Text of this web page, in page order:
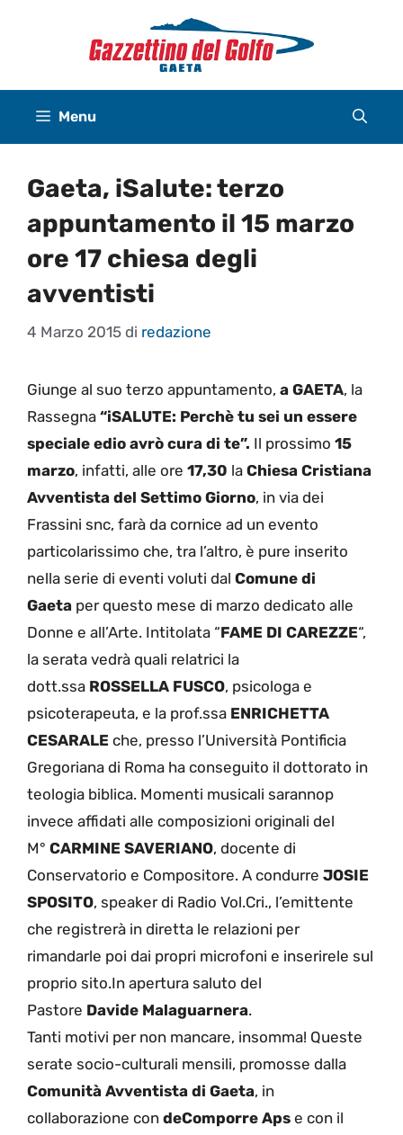
Menu
Gaeta, iSalute: terzo
appuntamento il 15 marzo
ore 17 chiesa degli
avventisti
4 Marzo 2015 di redazione
Giunge al suo terzo appuntamento, a GAETA, la
Rassegna “iSALUTE: Perchè tu sei un essere
speciale edio avrò cura di te”. Il prossimo 15
marzo, infatti, alle ore 17,30 la Chiesa Cristiana
Avventista del Settimo Giorno, in via dei
Frassini snc, farà da cornice ad un evento
particolarissimo che, tra l’altro, è pure inserito
nella serie di eventi voluti dal Comune di
Gaeta per questo mese di marzo dedicato alle
Donne e all’Arte. Intitolata “FAME DI CAREZZE“,
la serata vedrà quali relatrici la
dott.ssa ROSSELLA FUSCO, psicologa e
psicoterapeuta, e la prof.ssa ENRICHETTA
CESARALE che, presso l’Università Pontificia
Gregoriana di Roma ha conseguito il dottorato in
teologia biblica. Momenti musicali sarannop
invece affidati alle composizioni originali del
M° CARMINE SAVERIANO, docente di
Conservatorio e Compositore. A condurre JOSIE
SPOSITO, speaker di Radio Vol.Cri., l’emittente
che registrerà in diretta le relazioni per
rimandarle poi dai propri microfoni e inserirele sul
proprio sito.In apertura saluto del
Pastore Davide Malaguarnera.
Tanti motivi per non mancare, insomma! Queste
serate socio-culturali mensili, promosse dalla
Comunità Avventista di Gaeta, in
collaborazione con deComporre Aps e con il